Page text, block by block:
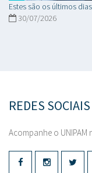
Estes são os últimos
30/07/2026
REDES SOCIAIS
Acompanhe o UNIPAM